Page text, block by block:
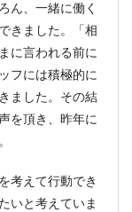
ん、一緒に働く
きました。「相
に言われる前に
フには積極的に
ました。その結
を頂き、昨年に
考えて行動でき
いと考えていま